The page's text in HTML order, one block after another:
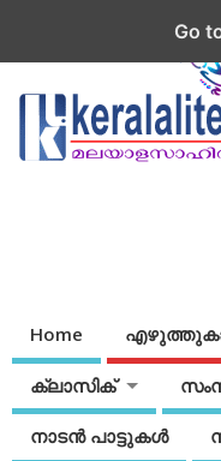
Home
ക്ലാസിക്
നാടന്‍ പാട്ടുകള്‍
Go